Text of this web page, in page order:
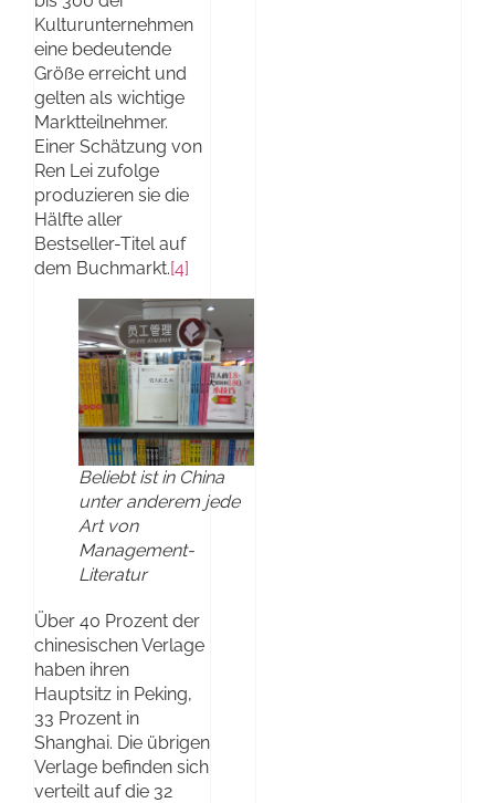
Kulturunternehmen
eine bedeutende
Größe erreicht und
gelten als wichtige
Marktteilnehmer.
Einer Schätzung von
Ren Lei zufolge
produzieren sie die
Hälfte aller
Bestseller-Titel auf
dem Buchmarkt.[4]
Beliebt ist in China
unter anderem jede
Art von
Management-
Literatur
Über 40 Prozent der
chinesischen Verlage
haben ihren
Hauptsitz in Peking,
33 Prozent in
Shanghai. Die übrigen
Verlage befinden sich
verteilt auf die 32